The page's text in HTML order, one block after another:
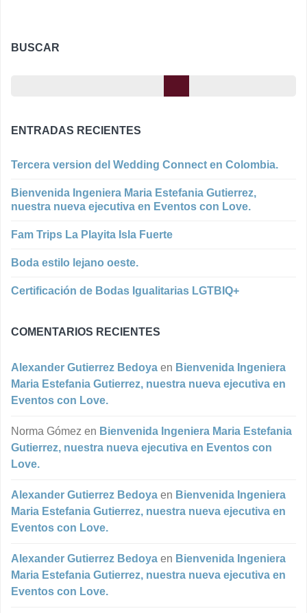
BUSCAR
ENTRADAS RECIENTES
Tercera version del Wedding Connect en Colombia.
Bienvenida Ingeniera Maria Estefania Gutierrez,
nuestra nueva ejecutiva en Eventos con Love.
Fam Trips La Playita Isla Fuerte
Boda estilo lejano oeste.
Certificación de Bodas Igualitarias LGTBIQ+
COMENTARIOS RECIENTES
Alexander Gutierrez Bedoya en Bienvenida Ingeniera
Maria Estefania Gutierrez, nuestra nueva ejecutiva en
Eventos con Love.
Norma Gómez en Bienvenida Ingeniera Maria Estefania
Gutierrez, nuestra nueva ejecutiva en Eventos con
Love.
Alexander Gutierrez Bedoya en Bienvenida Ingeniera
Maria Estefania Gutierrez, nuestra nueva ejecutiva en
Eventos con Love.
Alexander Gutierrez Bedoya en Bienvenida Ingeniera
Maria Estefania Gutierrez, nuestra nueva ejecutiva en
Eventos con Love.